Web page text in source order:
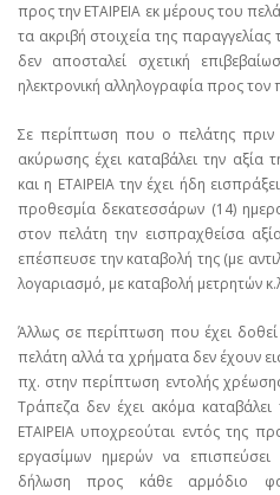
προς την ΕΤΑΙΡΕΙΑ εκ μέρους του
τα ακριβή στοιχεία της
δεν αποσταλεί σχετική
ηλεκτρονική αλληλογραφία προς τον
Σε περίπτωση που ο πελάτης
ακύρωσης έχει καταβάλει την αξία
και η ΕΤΑΙΡΕΙΑ την έχει ήδη
προθεσμία δεκατεσσάρων (14)
στον πελάτη την εισπραχθείσα
επέσπευσε την καταβολή της (με
λογαριασμό, με καταβολή μετρητών
Άλλως σε περίπτωση που έχει
πελάτη αλλά τα χρήματα δεν έχουν
πχ. στην περίπτωση εντολής
Τράπεζα δεν έχει ακόμα καταβάλει
ΕΤΑΙΡΕΙΑ υποχρεούται εντός της
εργασίμων ημερών να
δήλωση προς κάθε αρμόδιο